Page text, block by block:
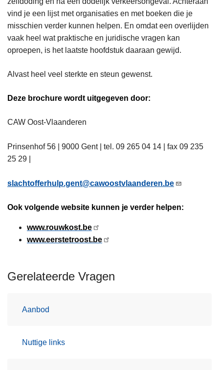
vind je een lijst met organisaties en met boeken die je
misschien verder kunnen helpen. En omdat een overlijden
vaak heel wat praktische en juridische vragen kan
oproepen, is het laatste hoofdstuk daaraan gewijd.
Alvast heel veel sterkte en steun gewenst.
Deze brochure wordt uitgegeven door:
CAW Oost-Vlaanderen
Prinsenhof 56 | 9000 Gent | tel. 09 265 04 14 | fax 09 235
25 29 |
slachtofferhulp.gent@cawoostvlaanderen.be
Ook volgende website kunnen je verder helpen:
www.rouwkost.be
www.eerstetroost.be
Gerelateerde Vragen
Aanbod
Nuttige links